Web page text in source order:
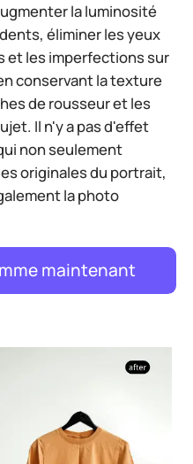
la luminosité
éliminer les yeux
et les imperfections sur
conservant la texture
de rousseur et les
Il n'y a pas d'effet
non seulement
originales du portrait,
la photo
maintenant